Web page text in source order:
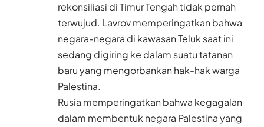
rekonsiliasi di Timur Tengah tidak pernah
terwujud. Lavrov memperingatkan bahwa
negara-negara di kawasan Teluk saat ini
sedang digiring ke dalam suatu tatanan
baru yang mengorbankan hak-hak warga
Palestina.
Rusia memperingatkan bahwa kegagalan
dalam membentuk negara Palestina yang